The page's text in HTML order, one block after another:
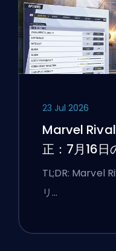
23 Jul 2026
Marvel
正：7月16日
競技設定
TL;DR: Marvel
リ…